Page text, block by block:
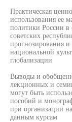
Практическая
использования ее
политики России
советских
прогнозирования
национальной
глобализации
Выводы и
лекционных и
могут быть
пособий и
при организации
данным курсам